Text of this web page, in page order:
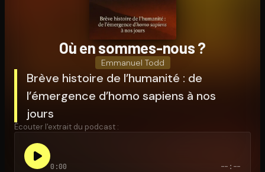
Ouvre l'app Appareil photo, pointe sur le code. C'est gratuit à
Où en sommes-nous ?
Emmanuel Todd
Brève histoire de l’humanité : de
l’émergence d’homo sapiens à nos
jours
Écouter l'extrait du podcast :
0:00 --:--